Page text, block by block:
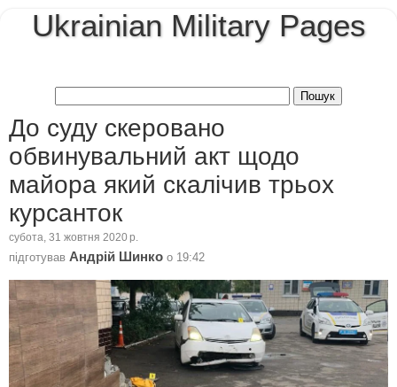
Ukrainian Military Pages
До суду скеровано
обвинувальний акт щодо
майора який скалічив трьох
курсанток
субота, 31 жовтня 2020 р.
підготував Андрій Шинко о 19:42